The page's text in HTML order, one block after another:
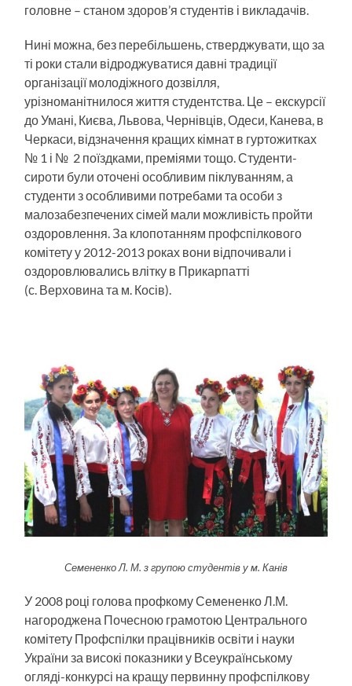
головне – станом здоров’я студентів і викладачів.
Нині можна, без перебільшень, стверджувати, що за
ті роки стали відроджуватися давні традиції
організації молодіжного дозвілля,
урізноманітнилося життя студентства. Це – екскурсії
до Умані, Києва, Львова, Чернівців, Одеси, Канева, в
Черкаси, відзначення кращих кімнат в гуртожитках
№ 1 і № 2 поїздками, преміями тощо. Студенти-
сироти були оточені особливим піклуванням, а
студенти з особливими потребами та особи з
малозабезпечених сімей мали можливість пройти
оздоровлення. За клопотанням профспілкового
комітету у 2012-2013 роках вони відпочивали і
оздоровлювались влітку в Прикарпатті
(с. Верховина та м. Косів).
Семененко Л. М. з групою студентів у м. Канів
У 2008 році голова профкому Семененко Л.М.
нагороджена Почесною грамотою Центрального
комітету Профспілки працівників освіти і науки
України за високі показники у Всеукраїнському
огляді-конкурсі на кращу первинну профспілкову